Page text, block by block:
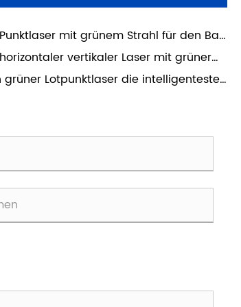
mit grünem Strahl für den Bau
und Effizienz auf modernen Baustellen
vertikaler Laser mit grüner
bei modernen Bau- und
verbessern?
grüner Lotpunktlaser die intelligenteste